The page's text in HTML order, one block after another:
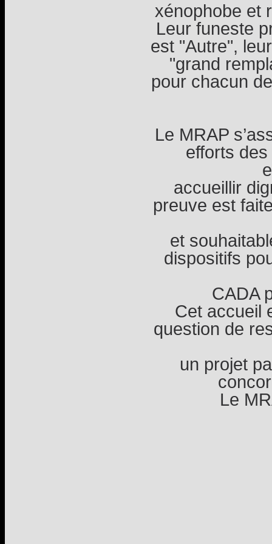
xénophobe et
Leur funeste
est "Autre",
"grand
pour chacun
Le MRAP
efforts
accueillir
preuve est
et
dispositifs
CADA
Cet accueil
question de
un projet
Le